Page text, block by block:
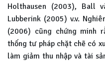
Holthausen (2003), Ball
Lubberink (2005) v.v.
(2006) cũng chứng minh
thống tư pháp chặt chẽ có
làm giảm thu nhập và tài